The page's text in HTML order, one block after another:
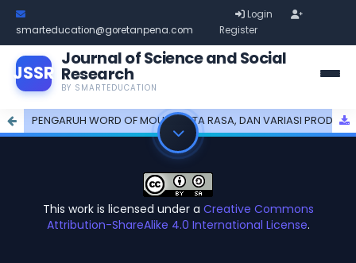
smarteducation@goretanpena.com
Login
Register
JSSR
Journal of Science and Social
Research
BY SMARTEDUCATION
PENGARUH WORD OF MOUTH, CITA RASA, DAN VARIASI PRODUK TERHADAP KEPUTUSAN PEMBELIAN KONSUMEN PADA RG DONUTS KISARAN
This work is licensed under a Creative Commons
Attribution-ShareAlike 4.0 International License.